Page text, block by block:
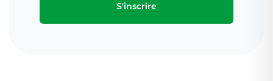
S'inscrire